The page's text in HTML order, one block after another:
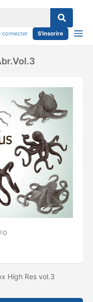
connecter S'inscrire
High Res vol.3